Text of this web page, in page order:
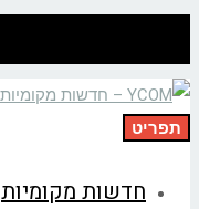
תפריט
חדשות מקומיות